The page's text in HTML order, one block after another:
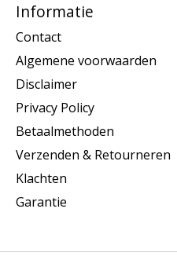
Informatie
Contact
Algemene voorwaarden
Disclaimer
Privacy Policy
Betaalmethoden
Verzenden & Retourneren
Klachten
Garantie